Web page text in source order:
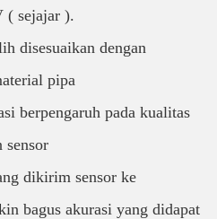
( sejajar ).
disesuaikan dengan
pipa
berpengaruh pada kualitas
sensor
dikirim sensor ke
bagus akurasi yang didapat